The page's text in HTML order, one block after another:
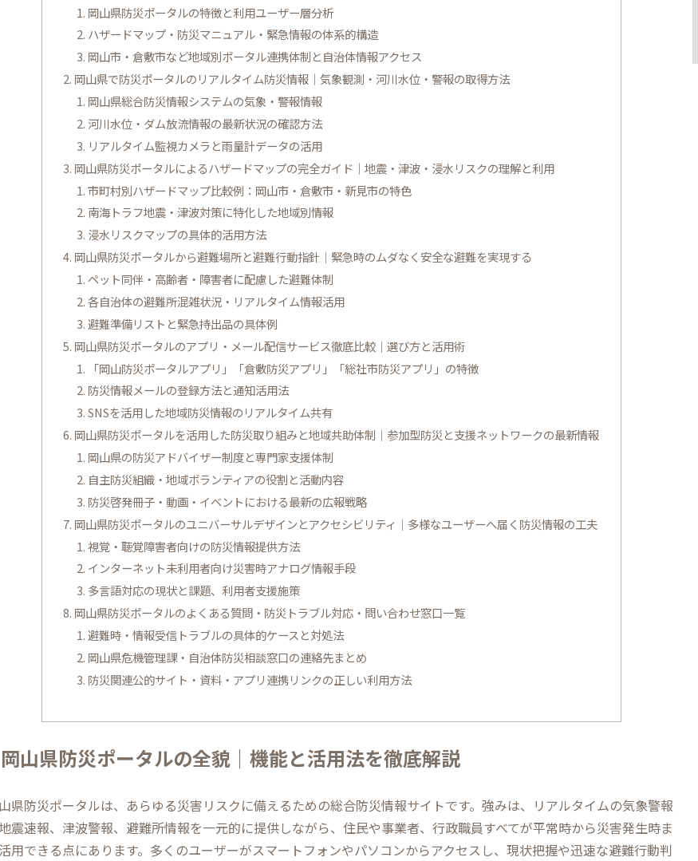
岡山県防災ポータルの特徴と利用ユーザー層分析
ハザードマップ・防災マニュアル・緊急情報の体系的構造
岡山市・倉敷市など地域別ポータル連携体制と自治体情報アクセス
岡山県で防災ポータルのリアルタイム防災情報｜気象観測・河川水位・警報の取得方法
岡山県総合防災情報システムの気象・警報情報
河川水位・ダム放流情報の最新状況の確認方法
リアルタイム監視カメラと雨量計データの活用
岡山県防災ポータルによるハザードマップの完全ガイド｜地震・津波・浸水リスクの理解と利用
市町村別ハザードマップ比較例：岡山市・倉敷市・新見市の特色
南海トラフ地震・津波対策に特化した地域別情報
浸水リスクマップの具体的活用方法
岡山県防災ポータルから避難場所と避難行動指針｜緊急時のムダなく安全な避難を実現する
ペット同伴・高齢者・障害者に配慮した避難体制
各自治体の避難所混雑状況・リアルタイム情報活用
避難準備リストと緊急持出品の具体例
岡山県防災ポータルのアプリ・メール配信サービス徹底比較｜選び方と活用術
「岡山防災ポータルアプリ」「倉敷防災アプリ」「総社市防災アプリ」の特徴
防災情報メールの登録方法と通知活用法
SNSを活用した地域防災情報のリアルタイム共有
岡山県防災ポータルを活用した防災取り組みと地域共助体制｜参加型防災と支援ネットワークの最新情報
岡山県の防災アドバイザー制度と専門家支援体制
自主防災組織・地域ボランティアの役割と活動内容
防災啓発冊子・動画・イベントにおける最新の広報戦略
岡山県防災ポータルのユニバーサルデザインとアクセシビリティ｜多様なユーザーへ届く防災情報の工夫
視覚・聴覚障害者向けの防災情報提供方法
インターネット未利用者向け災害時アナログ情報手段
多言語対応の現状と課題、利用者支援施策
岡山県防災ポータルのよくある質問・防災トラブル対応・問い合わせ窓口一覧
避難時・情報受信トラブルの具体的ケースと対処法
岡山県危機管理課・自治体防災相談窓口の連絡先まとめ
防災関連公的サイト・資料・アプリ連携リンクの正しい利用方法
岡山県防災ポータルの全貌｜機能と活用法を徹底解説
県防災ポータルは、あらゆる災害リスクに備えるための総合防災情報サイトです。強みは、リアルタイムの気象警報
震速報、津波警報、避難所情報を一元的に提供しながら、住民や事業者、行政職員すべてが平常時から災害発生時ま
用できる点にあります。多くのユーザーがスマートフォンやパソコンからアクセスし、現状把握や迅速な避難行動判